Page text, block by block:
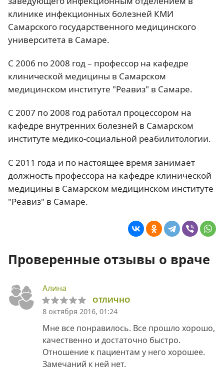
клинике инфекционных болезней КМИ
Самарского государственного медицинского
университета в Самаре.
С 2006 по 2008 год – профессор на кафедре
клинической медицины в Самарском
медицинском институте "Реавиз" в Самаре.
С 2007 по 2008 год работал процессором на
кафедре внутренних болезней в Самарском
институте медико-социальной реабилитологии.
С 2011 года и по настоящее время занимает
должность профессора на кафедре клинической
медицины в Самарском медицинском институте
"Реавиз" в Самаре.
Проверенные отзывы о враче
Алина
ОТЛИЧНО
8 октября 2016, 01:24
Мне все понравилось. Все прошло хорошо,
качественно и достаточно быстро.
Отношение к пациентам у него хорошее.
Замечаний к ней нет.